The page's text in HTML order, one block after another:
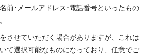
前･メールアドレス･電話番号といったもの
させていただく場合がありますが、これは
て選択可能なものになっており、任意でご